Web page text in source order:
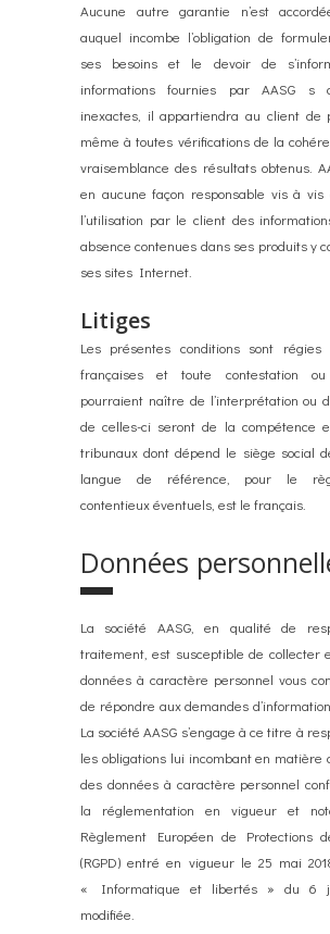
Aucune autre garantie n’est
auquel incombe l’obligation de
ses besoins et le devoir de
informations fournies par AASG s
inexactes, il appartiendra au client de
même à toutes vérifications de la
vraisemblance des résultats obtenus.
en aucune façon responsable vis à
l’utilisation par le client des
absence contenues dans ses produits y
ses sites Internet.
Litiges
Les présentes conditions sont
françaises et toute contestation
pourraient naître de l’interprétation ou
de celles-ci seront de la compétence
tribunaux dont dépend le siège social
langue de référence, pour le
contentieux éventuels, est le français.
Données
La société AASG, en qualité de
traitement, est susceptible de collecter
données à caractère personnel vous
de répondre aux demandes
La société AASG s’engage à ce titre à
les obligations lui incombant en matière
des données à caractère personnel
la réglementation en vigueur et
Règlement Européen de Protections
(RGPD) entré en vigueur le 25 mai
« Informatique et libertés » du 6
modifiée.